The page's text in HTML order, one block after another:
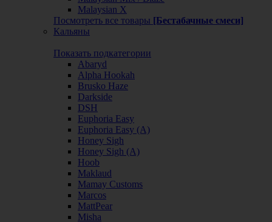
Malaysian X
Посмотреть все товары [Бестабачные смеси]
Кальяны
Показать подкатегории
Abaryd
Alpha Hookah
Brusko Haze
Darkside
DSH
Euphoria Easy
Euphoria Easy (А)
Honey Sigh
Honey Sigh (А)
Hoob
Maklaud
Mamay Customs
Marcos
MattPear
Misha